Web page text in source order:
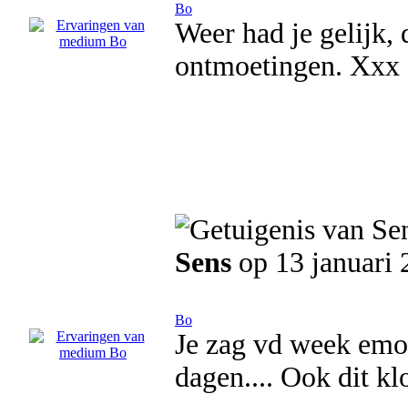
Bo
Weer had je gelijk,
ontmoetingen. Xxx
Sens op 13 januari
Bo
Je zag vd week
dagen.... Ook dit